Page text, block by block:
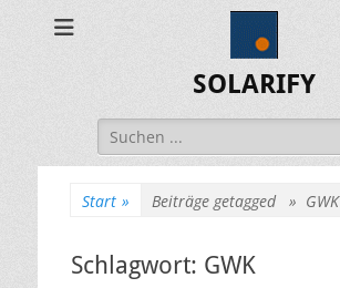
SOLARIFY
Suchen
nach:
Start » Beiträge getagged » GWK
Schlagwort: GWK